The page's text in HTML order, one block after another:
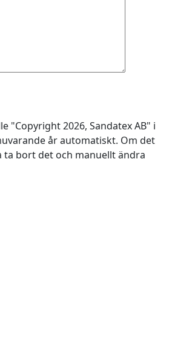
"Copyright 2026, Sandatex AB" i
år automatiskt. Om det
bort det och manuellt ändra